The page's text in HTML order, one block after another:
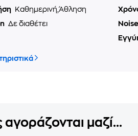
Καθημερινή,Άθληση
Δε διαθέτει
μαζί...